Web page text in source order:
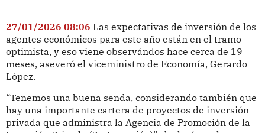
27/01/2026 08:06 Las expectativas de inversión de los
agentes económicos para este año están en el tramo
optimista, y eso viene observándos hace cerca de 19
meses, aseveró el viceministro de Economía, Gerardo
López.
“Tenemos una buena senda, considerando también que
hay una importante cartera de proyectos de inversión
privada que administra la Agencia de Promoción de la